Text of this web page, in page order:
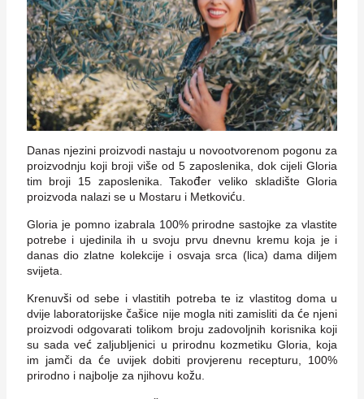
Danas njezini proizvodi nastaju u novootvorenom pogonu za
proizvodnju koji broji više od 5 zaposlenika, dok cijeli Gloria
tim broji 15 zaposlenika. Također veliko skladište Gloria
proizvoda nalazi se u Mostaru i Metkoviću.
Gloria je pomno izabrala 100% prirodne sastojke za vlastite
potrebe i ujedinila ih u svoju prvu dnevnu kremu koja je i
danas dio zlatne kolekcije i osvaja srca (lica) dama diljem
svijeta.
Krenuvši od sebe i vlastitih potreba te iz vlastitog doma u
dvije laboratorijske čašice nije mogla niti zamisliti da će njeni
proizvodi odgovarati tolikom broju zadovoljnih korisnika koji
su sada već zaljubljenici u prirodnu kozmetiku Gloria, koja
im jamči da će uvijek dobiti provjerenu recepturu, 100%
prirodno i najbolje za njihovu kožu.